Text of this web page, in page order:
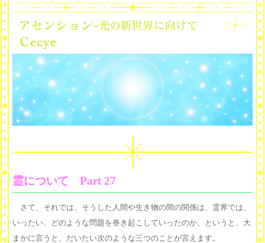
霊について Part 27
さて、それでは、そうした人間や生き物の間の関係は、霊界では、
いったい、どのような問題を巻き起こしていったのか、というと、大
まかに言うと、だいたい次のような三つのことが言えます。